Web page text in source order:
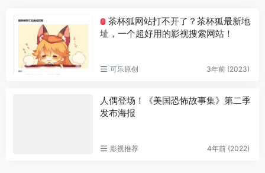
T
茶杯狐网站打不开了？茶杯狐最新地
址，一个超好用的影视搜索网站！
可乐原创 3年前 (2023)
人偶登场！《美国恐怖故事集》第二季
发布海报
影视推荐 4年前 (2022)